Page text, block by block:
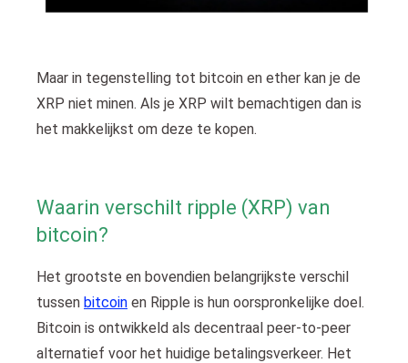
Maar in tegenstelling tot bitcoin en ether kan je de
XRP niet minen. Als je XRP wilt bemachtigen dan is
het makkelijkst om deze te kopen.
Waarin verschilt ripple (XRP) van
bitcoin?
Het grootste en bovendien belangrijkste verschil
tussen bitcoin en Ripple is hun oorspronkelijke doel.
Bitcoin is ontwikkeld als decentraal peer-to-peer
alternatief voor het huidige betalingsverkeer. Het